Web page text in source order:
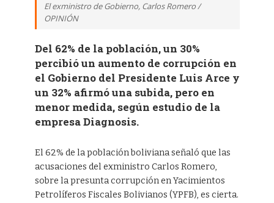
El exministro de Gobierno, Carlos Romero /
OPINIÓN
Del 62% de la población, un 30%
percibió un aumento de corrupción en
el Gobierno del Presidente Luis Arce y
un 32% afirmó una subida, pero en
menor medida, según estudio de la
empresa Diagnosis.
El 62% de la población boliviana señaló que las
acusaciones del exministro Carlos Romero,
sobre la presunta corrupción en Yacimientos
Petrolíferos Fiscales Bolivianos (YPFB), es cierta.